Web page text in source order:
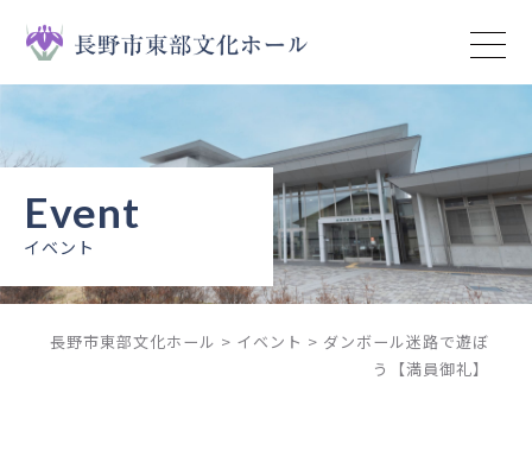
予約状況
イベント
長野市東部文化ホール > イベント > ダンボール迷路で遊ぼ
う【満員御礼】